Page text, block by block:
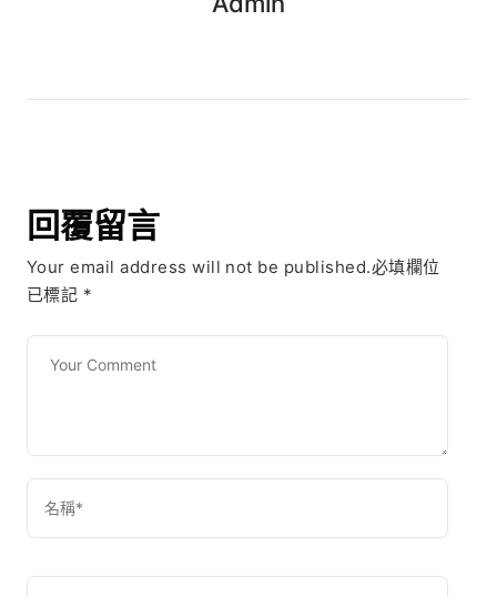
回覆留言
Your email address will not be published.必填欄位
已標記 *